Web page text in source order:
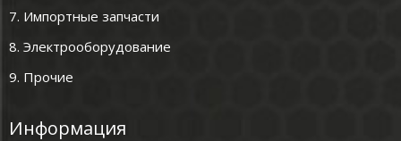
7. Импортные запчасти
8. Электрооборудование
9. Прочие
Информация